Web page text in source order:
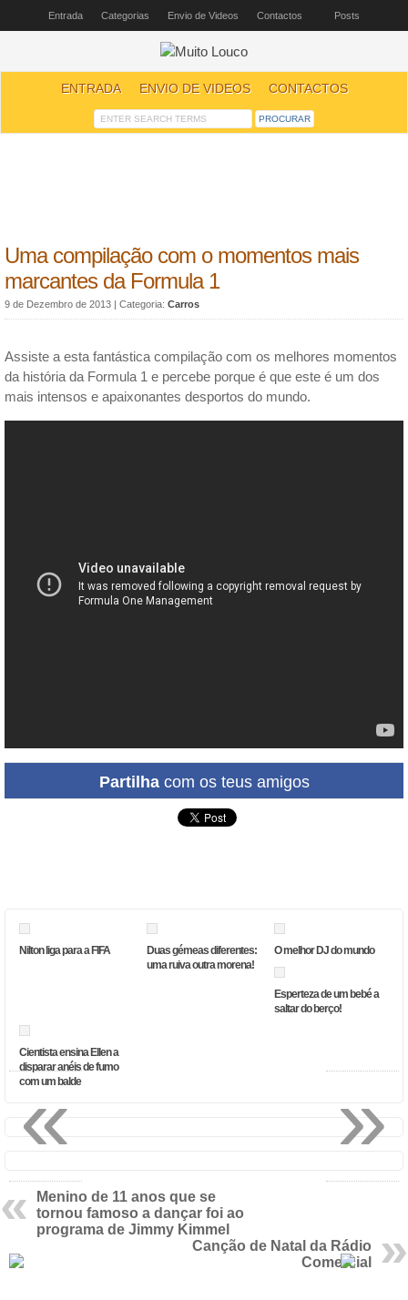
Entrada Categorias Envio de Videos Contactos Posts
ENTRADA ENVIO DE VIDEOS CONTACTOS
Uma compilação com o momentos mais
marcantes da Formula 1
9 de Dezembro de 2013 | Categoria: Carros
Assiste a esta fantástica compilação com os melhores momentos
da história da Formula 1 e percebe porque é que este é um dos
mais intensos e apaixonantes desportos do mundo.
Partilhacom os teus amigos
Nilton liga para a FIFA
Duas gémeas diferentes:
uma ruiva outra morena!
O melhor DJ do mundo
Esperteza de um bebé a
saltar do berço!
Cientista ensina Ellen a
disparar anéis de fumo
com um balde
Menino de 11 anos que se
tornou famoso a dançar foi ao
programa de Jimmy Kimmel
Canção de Natal da Rádio
Comercial
»
«